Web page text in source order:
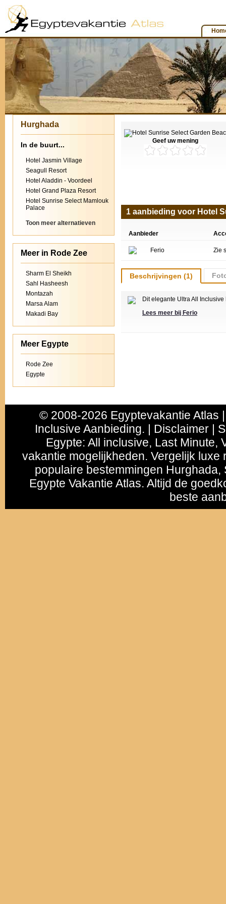
Hurghada
In de buurt...
Hotel Jasmin Village
Seagull Resort
Hotel Aladdin - Voordeel
Hotel Grand Plaza Resort
Hotel Sunrise Select Mamlouk
Palace
Toon meer alternatieven
Meer in Rode Zee
Sharm El Sheikh
Sahl Hasheesh
Montazah
Marsa Alam
Makadi Bay
Meer Egypte
Rode Zee
Egypte
Geef uw mening
1 aanbieding voor Hotel
Aanbieder
Ferio Zie
Beschrijvingen (1)
Dit elegante Ultra All
Lees meer bij Ferio
© 2008-2026 Egyptevakantie Atlas
Inclusive Aanbieding. | Disclaimer |
Egypte: All inclusive, Last Minute,
vakantie mogelijkheden. Vergelijk
populaire bestemmingen Hurghada,
Egypte Vakantie Atlas. Altijd de
beste